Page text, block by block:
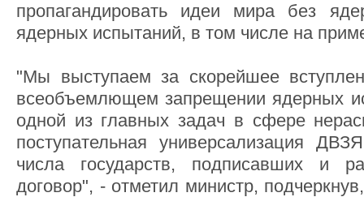
пропагандировать идеи мира без
ядерных испытаний, в том числе на
"Мы выступаем за скорейшее
всеобъемлющем запрещении ядерных
одной из главных задач в сфере
поступательная универсализация
числа государств, подписавших и
договор", - отметил министр,